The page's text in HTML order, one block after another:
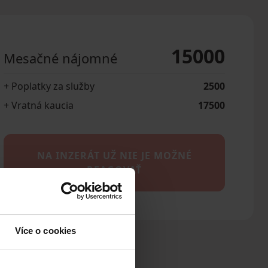
Více o cookies
Mesačné nájomné 15000
+ Poplatky za služby
2500
+ Vratná kaucia
17500
NA INZERÁT UŽ NIE JE MOŽNÉ
REAGOVAŤ